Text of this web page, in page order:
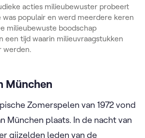
acties milieubewuster probeert
was populair en werd meerdere keren
milieubewuste boodschap
een tijd waarin milieuvraagstukken
werden.
München
Zomerspelen van 1972 vond
München plaats. In de nacht van
gijzelden leden van de